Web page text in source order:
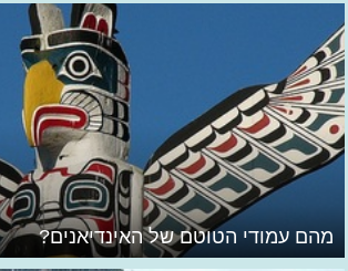
מהם עמודי הטוטם של האינדיאנים?